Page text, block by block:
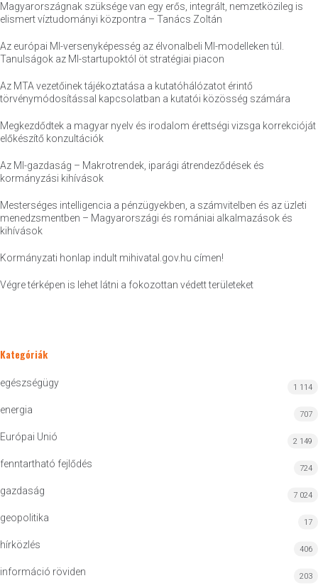
Magyarországnak szüksége van egy erős, integrált, nemzetközileg is
elismert víztudományi központra – Tanács Zoltán
Az európai MI-versenyképesség az élvonalbeli MI-modelleken túl.
Tanulságok az MI-startupoktól öt stratégiai piacon
Az MTA vezetőinek tájékoztatása a kutatóhálózatot érintő
törvénymódosítással kapcsolatban a kutatói közösség számára
Megkezdődtek a magyar nyelv és irodalom érettségi vizsga korrekcióját
előkészítő konzultációk
Az MI-gazdaság – Makrotrendek, iparági átrendeződések és
kormányzási kihívások
Mesterséges intelligencia a pénzügyekben, a számvitelben és az üzleti
menedzsmentben – Magyarországi és romániai alkalmazások és
kihívások
Kormányzati honlap indult mihivatal.gov.hu címen!
Végre térképen is lehet látni a fokozottan védett területeket
Kategóriák
egészségügy 1 114
energia 707
Európai Unió 2 149
fenntartható fejlődés 724
gazdaság 7 024
geopolitika 17
hírközlés 406
információ röviden 203